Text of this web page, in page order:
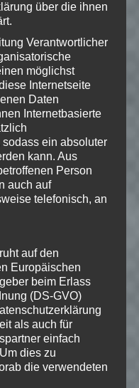
um
2205
um
2205
über die ihnen
Verantwortlicher
möglichst
Internetseite
Daten
Internetbasierte
ein absoluter
kann. Aus
Person
auch auf
telefonisch, an
auf den
Europäischen
beim Erlass
(DS-GVO)
als auch für
einfach
dies zu
die verwendeten